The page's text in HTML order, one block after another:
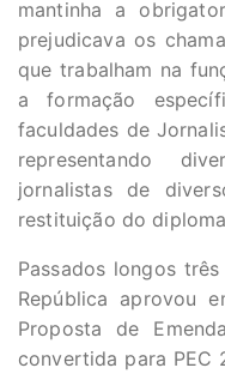
mantinha a
prejudicava os
que trabalham na
a formação
faculdades de
representando
jornalistas de
restituição do
Passados longos
República aprovou
Proposta de
convertida para PEC